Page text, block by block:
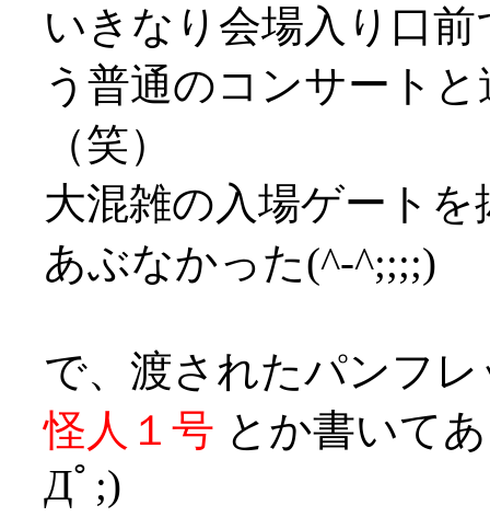
いきなり会場入り口
う普通のコンサート
（笑）
大混雑の入場ゲート
あぶなかった(^-^;;;;)
で、渡されたパンフ
怪人１号 とか書いて
Дﾟ;)